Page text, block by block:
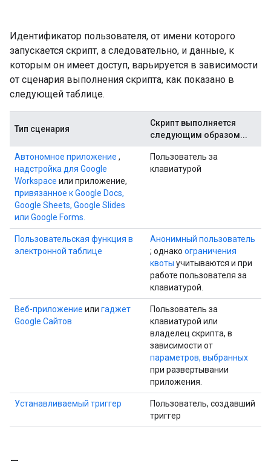
Идентификатор пользователя, от имени которого
запускается скрипт, а следовательно, и данные, к
которым он имеет доступ, варьируется в зависимости
от сценария выполнения скрипта, как показано в
следующей таблице.
Тип сценария
Скрипт выполняется
следующим образом...
Автономное приложение ,
надстройка для Google
Workspace или приложение,
привязанное к Google Docs,
Google Sheets, Google Slides
или Google Forms.
Пользователь за
клавиатурой
Пользовательская функция в
электронной таблице
Анонимный пользователь
; однако ограничения
квоты учитываются и при
работе пользователя за
клавиатурой.
Веб-приложение или гаджет
Google Сайтов
Пользователь за
клавиатурой или
владелец скрипта, в
зависимости от
параметров, выбранных
при развертывании
приложения.
Устанавливаемый триггер
Пользователь, создавший
триггер